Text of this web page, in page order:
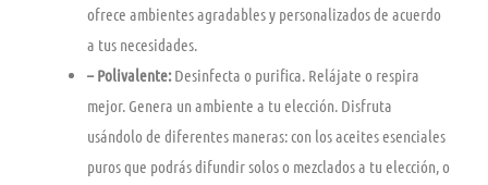
ofrece ambientes agradables y personalizados de acuerdo
a tus necesidades.
– Polivalente:Desinfecta o purifica. Relájate o respira
mejor. Genera un ambiente a tu elección. Disfruta
usándolo de diferentes maneras: con los aceites esenciales
puros que podrás difundir solos o mezclados a tu elección, o